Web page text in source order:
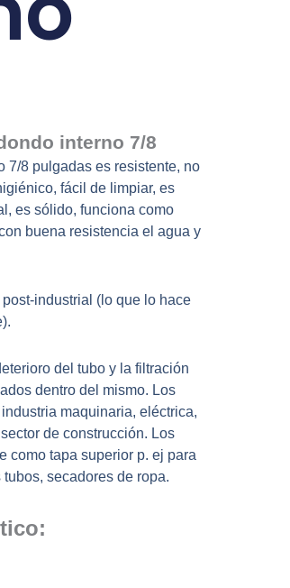
interno 7/8
7/8 pulgadas es resistente, no
fácil de limpiar, es
es sólido, funciona como
buena resistencia el agua y
industrial (lo que lo hace
del tubo y la filtración
dentro del mismo. Los
maquinaria, eléctrica,
de construcción. Los
como tapa superior p. ej para
secadores de ropa.